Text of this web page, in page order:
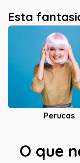
Esta
Perucas
O que